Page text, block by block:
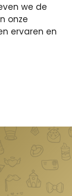
we de
onze
ervaren en